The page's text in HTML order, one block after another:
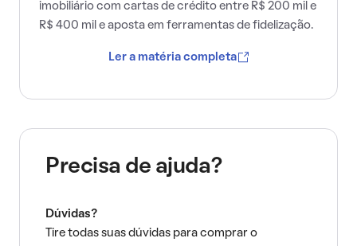
imobiliário com cartas de crédito entre R$ 200 mil e
R$ 400 mil e aposta em ferramentas de fidelização.
Ler a matéria completa
Precisa de ajuda?
Dúvidas?
Tire todas suas dúvidas para comprar o